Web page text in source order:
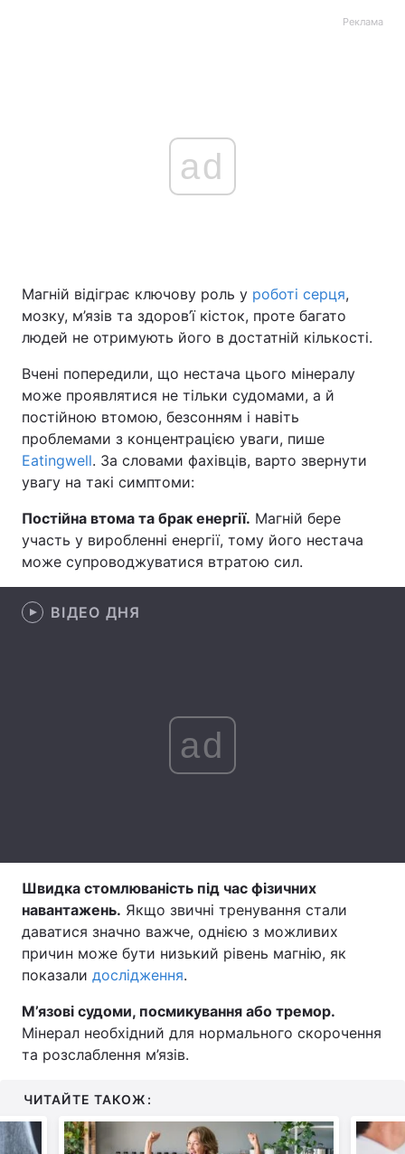
Головна Війна
Україна Політика
Економіка Світ
Спорт Наука
Техно і зв'язок Лайт
Здоров'я Туризм
Екологія
Статті
Думки
Тема оформлення
Реклама
ad
Магній відіграє ключову роль у роботі серця,
мозку, м’язів та здоров’ї кісток, проте багато
людей не отримують його в достатній кількості.
Вчені попередили, що нестача цього мінералу
може проявлятися не тільки судомами, а й
постійною втомою, безсонням і навіть
проблемами з концентрацією уваги, пише
Eatingwell. За словами фахівців, варто звернути
увагу на такі симптоми:
Постійна втома та брак енергії. Магній бере
участь у виробленні енергії, тому його нестача
може супроводжуватися втратою сил.
ВІДЕО ДНЯ
ad
Швидка стомлюваність під час фізичних
навантажень. Якщо звичні тренування стали
даватися значно важче, однією з можливих
причин може бути низький рівень магнію, як
показали дослідження.
М’язові судоми, посмикування або тремор.
Мінерал необхідний для нормального скорочення
та розслаблення м’язів.
ЧИТАЙТЕ ТАКОЖ: